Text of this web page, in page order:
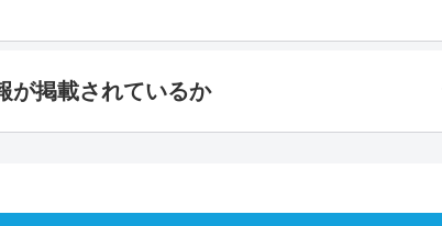
が掲載されているか